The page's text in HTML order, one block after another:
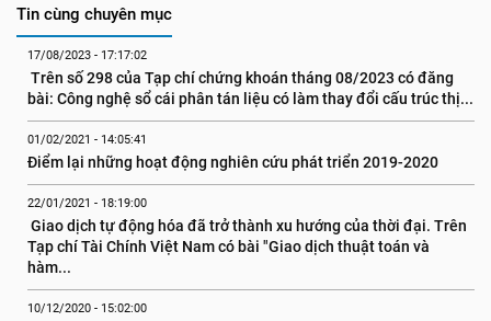
Tin cùng chuyên mục
17/08/2023 - 17:17:02
Trên số 298 của Tạp chí chứng khoán tháng 08/2023 có đăng
bài: Công nghệ sổ cái phân tán liệu có làm thay đổi cấu trúc thị...
01/02/2021 - 14:05:41
Điểm lại những hoạt động nghiên cứu phát triển 2019-2020
22/01/2021 - 18:19:00
Giao dịch tự động hóa đã trở thành xu hướng của thời đại. Trên
Tạp chí Tài Chính Việt Nam có bài "Giao dịch thuật toán và
hàm...
10/12/2020 - 15:02:00